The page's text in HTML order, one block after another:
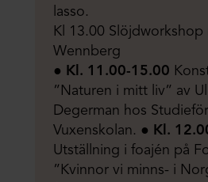
lasso.
Kl 13.00 Slöjdworkshop
Wennberg
●
Kl. 11.00-15.00
”Naturen i mitt liv” av
Degerman hos
Vuxenskolan. ●
Kl.
Utställning i foajén på
”Kvinnor vi minns- i